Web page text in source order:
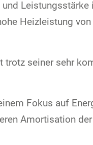
Heizleistung
seiner sehr
Fokus auf
Amortisation